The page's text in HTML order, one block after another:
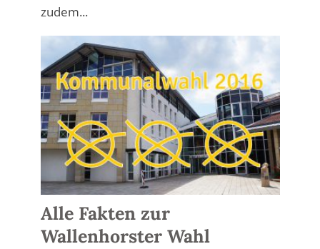
zudem...
Alle Fakten zur
Wallenhorster Wahl